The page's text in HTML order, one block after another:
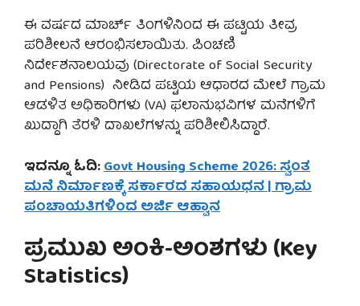
ಈ ವರ್ಷದ ಮಾರ್ಚ್ ತಿಂಗಳಿನಿಂದ ಈ ಪಟ್ಟಿಯ ತೀವ್ರ
ಪರಿಶೀಲನೆ ಆರಂಭಿಸಲಾಯಿತು. ಪಿಂಚಣಿ
ನಿರ್ದೇಶನಾಲಯವು (Directorate of Social Security
and Pensions) ನೀಡಿದ ಪಟ್ಟಿಯ ಆಧಾರದ ಮೇಲೆ ಗ್ರಾಮ
ಆಡಳಿತ ಅಧಿಕಾರಿಗಳು (VA) ಫಲಾನುಭವಿಗಳ ಮನೆಗಳಿಗೆ
ಖುದ್ದಾಗಿ ತೆರಳಿ ದಾಖಲೆಗಳನ್ನು ಪರಿಶೀಲಿಸಿದ್ದಾರೆ.
ಇದನ್ನೂ ಓದಿ:Govt Housing Scheme 2026: ಸ್ವಂತ
ಮನೆ ನಿರ್ಮಾಣಕ್ಕೆ ಸರ್ಕಾರದ ಸಹಾಯಧನ | ಗ್ರಾಮ
ಪಂಚಾಯತಿಗಳಿಂದ ಅರ್ಜಿ ಆಹ್ವಾನ
ಪ್ರಮುಖ ಅಂಕಿ-ಅಂಶಗಳು (Key
Statistics)